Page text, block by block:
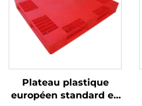
Plateau plastique
européen standard en